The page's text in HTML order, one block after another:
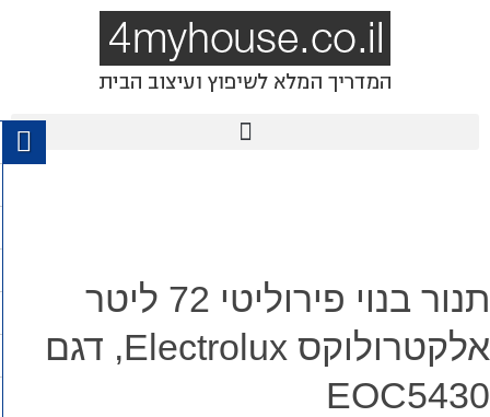
​תנור בנוי פירוליטי 72 ליטר
אלקטרולוקס Electrolux, דגם
EOC5430